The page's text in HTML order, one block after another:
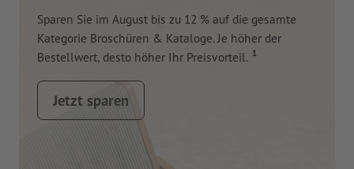
Sparen Sie im August bis zu 12 % auf die gesamte
Kategorie Broschüren & Kataloge. Je höher der
Bestellwert, desto höher Ihr Preisvorteil. 1
Jetzt sparen